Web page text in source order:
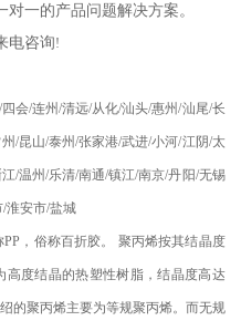
一的产品问题解决方案。
电咨询!
/四会/连州 /清远/从化/汕头/惠州/汕尾/长
/昆山/泰州 /张家港/武进/小河/江阴/太
/温州 /乐清/南通/镇江/南京/丹阳/无锡
/淮安市/盐城
PP ，俗称百折胶。 聚丙烯按其结晶度
度结晶的热塑性树脂，结晶度高达
的聚丙烯主要为等规聚丙烯。而无规